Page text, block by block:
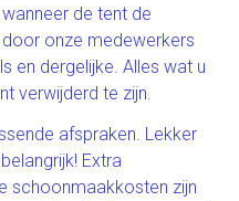
de tent de
onze medewerkers
en dergelijke. Alles wat u
verwijderd te zijn.
afspraken. Lekker
Extra
schoonmaakkosten zijn